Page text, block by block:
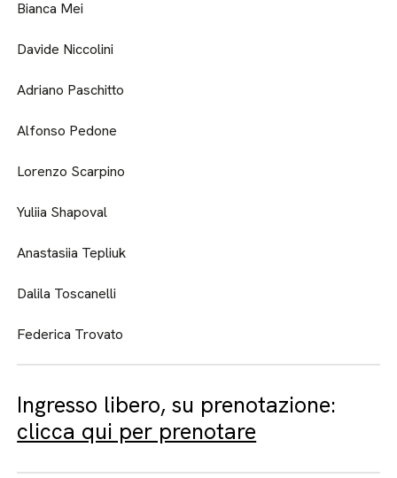
Bianca Mei
Davide Niccolini
Adriano Paschitto
Alfonso Pedone
Lorenzo Scarpino
Yuliia Shapoval
Anastasiia Tepliuk
Dalila Toscanelli
Federica Trovato
Ingresso libero, su prenotazione:
clicca qui per prenotare